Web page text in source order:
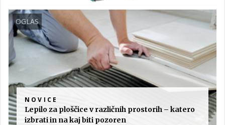
OGLAS
NOVICE
Lepilo za ploščice v različnih prostorih – katero
izbrati in na kaj biti pozoren